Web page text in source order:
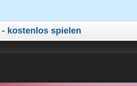
- kostenlos spielen